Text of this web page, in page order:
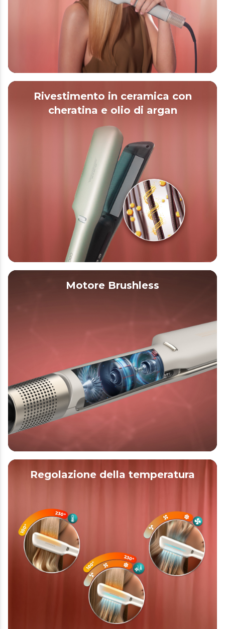
Rivestimento in ceramica con
cheratina e olio di argan
Motore Brushless
Regolazione della temperatura